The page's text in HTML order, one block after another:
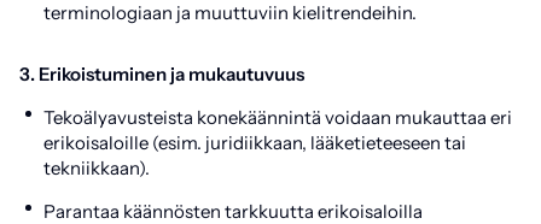
terminologiaan ja muuttuviin kielitrendeihin.
3. Erikoistuminen ja mukautuvuus
Tekoälyavusteista konekäännintä voidaan mukauttaa eri
erikoisaloille (esim. juridiikkaan, lääketieteeseen tai
tekniikkaan).
Parantaa käännösten tarkkuutta erikoisaloilla